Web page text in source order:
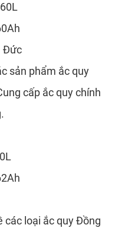
Đức
sản phẩm ắc quy
cấp ắc quy chính
các loại ắc quy Đồng